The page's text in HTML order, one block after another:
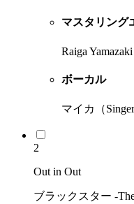
マスタリング
Raiga
ボーカル
マイカ（Singer
2
Out in Out
ブラックスター -